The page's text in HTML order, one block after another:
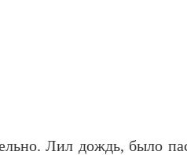
Лил дождь, было